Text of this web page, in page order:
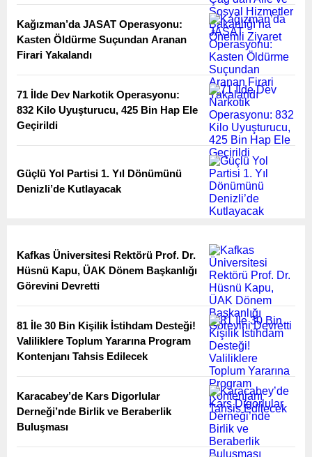
Kağızman’da JASAT Operasyonu:
Kasten Öldürme Suçundan Aranan
Firari Yakalandı
71 İlde Dev Narkotik Operasyonu:
832 Kilo Uyuşturucu, 425 Bin Hap Ele
Geçirildi
Güçlü Yol Partisi 1. Yıl Dönümünü
Denizli’de Kutlayacak
Kafkas Üniversitesi Rektörü Prof. Dr.
Hüsnü Kapu, ÜAK Dönem Başkanlığı
Görevini Devretti
81 İle 30 Bin Kişilik İstihdam Desteği!
Valiliklere Toplum Yararına Program
Kontenjanı Tahsis Edilecek
Karacabey’de Kars Digorlular
Derneği’nde Birlik ve Beraberlik
Buluşması